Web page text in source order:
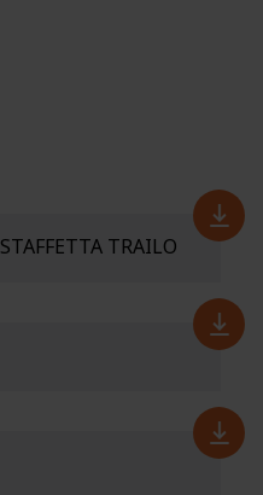
TRAILO